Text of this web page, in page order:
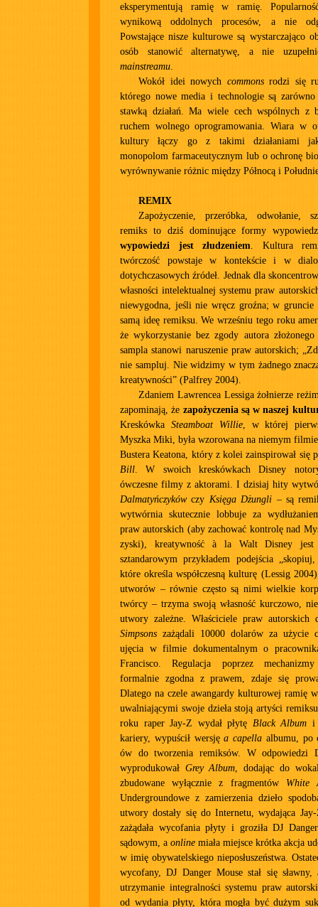
eksperymentują ramię w ramię.
wynikową oddolnych procesów, a nie
Powstające nisze kulturowe są wystarczająco
osób stanowić alternatywę, a nie
mainstreamu.
Wokół idei nowych commonsrodzi się
którego nowe media i technologie są
stawką działań. Ma wiele cech wspólnych z
ruchem wolnego oprogramowania. Wiara w
kultury łączy go z takimi działaniami
monopolom farmaceutycznym lub o ochronę
wyrównywanie różnic między Północą i
REMIX
Zapożyczenie, przeróbka, odwołanie,
remiks to dziś dominujące formy
wypowiedzi jest złudzeniem. Kultura
twórczość powstaje w kontekście i w
dotychczasowych źródeł. Jednak dla
własności intelektualnej systemu praw
niewygodna, jeśli nie wręcz groźna; w gruncie
samą ideę remiksu. We wrześniu tego roku
że wykorzystanie bez zgody autora
sampla stanowi naruszenie praw autorskich;
nie sampluj. Nie widzimy w tym żadnego
kreatywności” (Palfrey 2004).
Zdaniem Lawrencea Lessiga żołnierze
zapominają, że zapożyczenia są w naszej
Kreskówka Steamboat Willie, w której
Myszka Miki, była wzorowana na niemym
Bustera Keatona, który z kolei zainspirował się
Bill. W swoich kreskówkach Disney
ówczesne filmy z aktorami. I dzisiaj hity
Dalmatyńczykówczy Księga Dżungli – są
wytwórnia skutecznie lobbuje za
praw autorskich (aby zachować kontrolę nad
zyski), kreatywność à la Walt Disney jest
sztandarowym przykładem podejścia
które określa współczesną kulturę (Lessig
utworów – równie często są nimi wielkie
twórcy – trzyma swoją własność kurczowo,
utwory zależne. Właściciele praw
Simpsons zażądali 10000 dolarów za użycie
ujęcia w filmie dokumentalnym o
Francisco. Regulacja poprzez
formalnie zgodna z prawem, zdaje się
Dlatego na czele awangardy kulturowej ramię
uwalniającymi swoje dzieła stoją artyści
roku raper Jay-Z wydał płytę Black Album i
kariery, wypuścił wersjęa capella albumu, po
ów do tworzenia remiksów. W odpowiedzi
wyprodukował Grey Album, dodając do
zbudowane wyłącznie z fragmentów White
Undergroundowe z zamierzenia dzieło
utwory dostały się do Internetu, wydająca
zażądała wycofania płyty i groziła DJ
sądowym, a online miała miejsce krótka akcja
w imię obywatelskiego nieposłuszeństwa.
wycofany, DJ Danger Mouse stał się
utrzymanie integralności systemu praw
od wydania płyty, która mogła być dużym